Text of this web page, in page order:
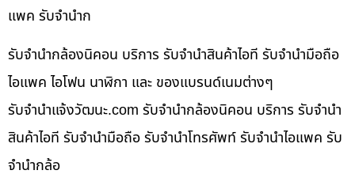
แพค รับจำนำก
รับจำนำกล้องนิคอน บริการ รับจำนำสินค้าไอที รับจำนำมือถือ
ไอแพค ไอโฟน นาฬิกา และ ของแบรนด์เนมต่างๆ
รับจํานําแจ้งวัฒนะ.com รับจำนำกล้องนิคอน บริการ รับจำนำ
สินค้าไอที รับจำนำมือถือ รับจำนำโทรศัพท์ รับจำนำไอแพค รับ
จำนำกล้อ